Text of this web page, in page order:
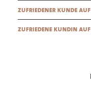
zufriedener kunde
zufriedene kundin auf